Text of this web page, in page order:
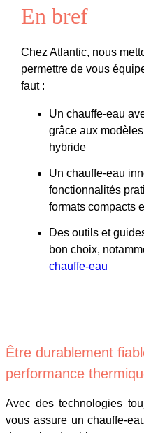
En bref
Chez Atlantic, nous
permettre de vous
faut :
Un chauffe-eau
grâce aux
hybride
Un chauffe-eau
fonctionnalités
formats compacts
Des outils et
bon choix,
chauffe-eau
Être durablement
performance
Avec des technologies
vous assure un chauffe-